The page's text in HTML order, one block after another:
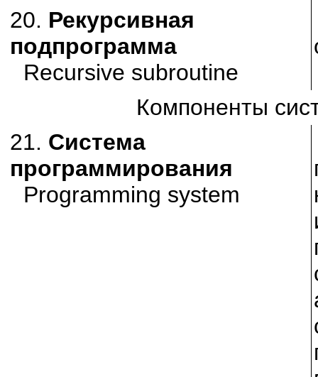
20. Рекурсивная
подпрограмма
Recursive subroutine
Компоненты
21. Система
программирования
Programming system